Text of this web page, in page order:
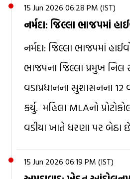
15 Jun 2026 06:28 PM (IST)
નર્મદા: જિલ્લા ભાજપમાં
નર્મદા: જિલ્લા ભાજપમાં
ભાજપના જિલ્લા પ્રમુખ નિલ
વડાપ્રધાનના સુશાસનના 12
કર્યુ. મહિલા MLAનો
વડીયા ખાતે ધરણા પર બેઠા
15 Jun 2026 06:19 PM (IST)